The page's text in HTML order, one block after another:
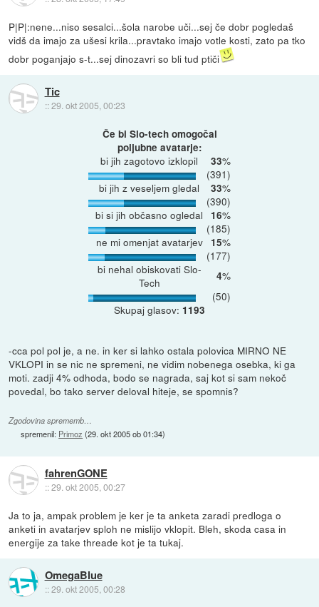
P|P|:nene...niso sesalci...šola narobe uči...sej če dobr pogledaš
vidš da imajo za ušesi krila...pravtako imajo votle kosti, zato pa tko
dobr poganjajo s-t...sej dinozavri so bli tud ptiči
Tic
::29. okt 2005, 00:23
Če bi Slo-tech omogočal
poljubne avatarje:
bi jih zagotovo izklopil 33%
(391)
bi jih z veseljem gledal
33%
(390)
bi si jih občasno ogledal
16%
(185)
ne mi omenjat avatarjev
15%
(177)
bi nehal obiskovati Slo-
Tech
4%
(50)
Skupaj glasov: 1193
-cca pol pol je, a ne. in ker si lahko ostala polovica MIRNO NE
VKLOPI in se nic ne spremeni, ne vidim nobenega osebka, ki ga
moti. zadji 4% odhoda, bodo se nagrada, saj kot si sam nekoč
povedal, bo tako server deloval hiteje, se spomnis?
Zgodovina sprememb…
spremenil: Primoz (29. okt 2005 ob 01:34)
fahrenGONE
::29. okt 2005, 00:27
Ja to ja, ampak problem je ker je ta anketa zaradi predloga o
anketi in avatarjev sploh ne mislijo vklopit. Bleh, skoda casa in
energije za take threade kot je ta tukaj.
OmegaBlue
::29. okt 2005, 00:28